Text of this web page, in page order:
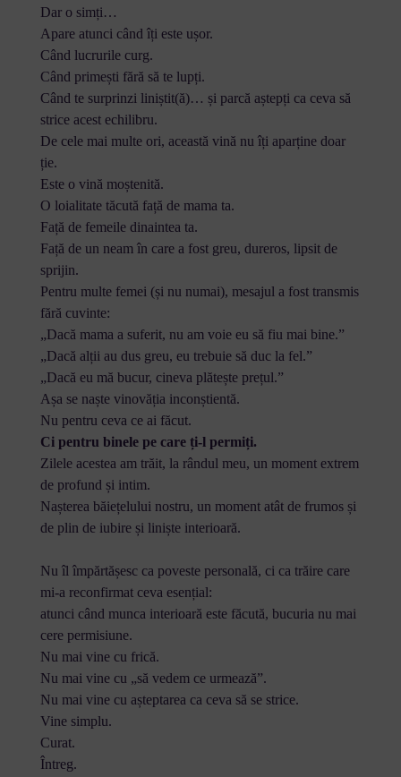
Dar o simți…
Apare atunci când îți este ușor.
Când lucrurile curg.
Când primești fără să te lupți.
Când te surprinzi liniștit(ă)… și parcă aștepți ca ceva să
strice acest echilibru.
De cele mai multe ori, această vină nu îți aparține doar
ție.
Este o vină moștenită.
O loialitate tăcută față de mama ta.
Față de femeile dinaintea ta.
Față de un neam în care a fost greu, dureros, lipsit de
sprijin.
Pentru multe femei (și nu numai), mesajul a fost transmis
fără cuvinte:
„Dacă mama a suferit, nu am voie eu să fiu mai bine.”
„Dacă alții au dus greu, eu trebuie să duc la fel.”
„Dacă eu mă bucur, cineva plătește prețul.”
Așa se naște vinovăția inconștientă.
Nu pentru ceva ce ai făcut.
Ci pentru binele pe care ți-l permiți.
Zilele acestea am trăit, la rândul meu, un moment extrem
de profund și intim.
Nașterea băiețelului nostru, un moment atât de frumos și
de plin de iubire și liniște interioară.
Nu îl împărtășesc ca poveste personală, ci ca trăire care
mi-a reconfirmat ceva esențial:
atunci când munca interioară este făcută, bucuria nu mai
cere permisiune.
Nu mai vine cu frică.
Nu mai vine cu „să vedem ce urmează”.
Nu mai vine cu așteptarea ca ceva să se strice.
Vine simplu.
Curat.
Întreg.